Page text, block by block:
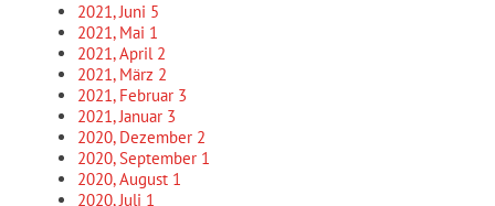
2021, Juni 5
2021, Mai 1
2021, April 2
2021, März 2
2021, Februar 3
2021, Januar 3
2020, Dezember 2
2020, September 1
2020, August 1
2020, Juli 1